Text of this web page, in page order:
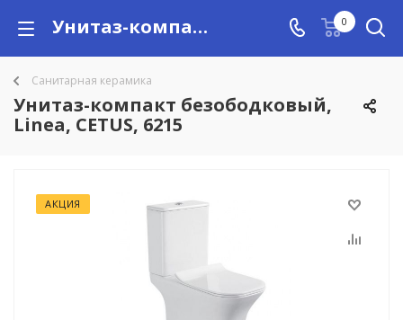
Унитаз-компакт безободковый, Linea, CETUS, 6215 купить в Алматы с доставкой по Казахстану, цены 0
Санитарная керамика
Унитаз-компакт безободковый,
Linea, CETUS, 6215
АКЦИЯ